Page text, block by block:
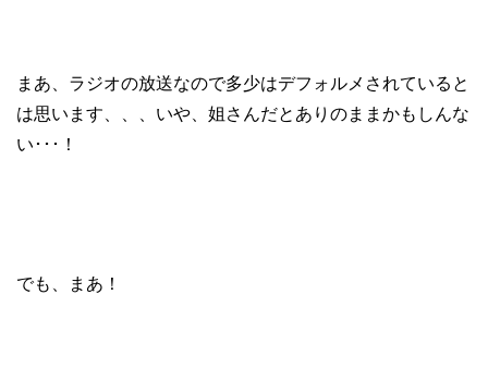
まあ、ラジオの放送なので多少はデフォルメされていると
は思います、、、いや、姐さんだとありのままかもしんな
い･･･！
でも、まあ！